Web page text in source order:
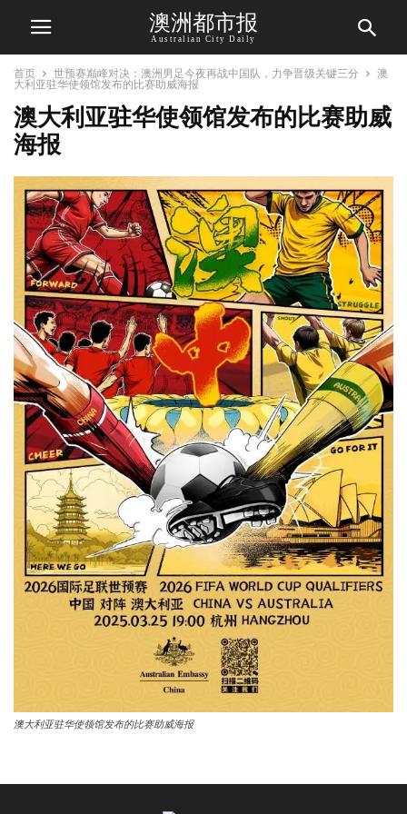
澳洲都市报
Australian City Daily
首页 世预赛巅峰对决：澳洲男足今夜再战中国队，力争晋级关键三分
澳
大利亚驻华使领馆发布的比赛助威海报
澳大利亚驻华使领馆发布的比赛助威
海报
澳大利亚驻华使领馆发布的比赛助威海报